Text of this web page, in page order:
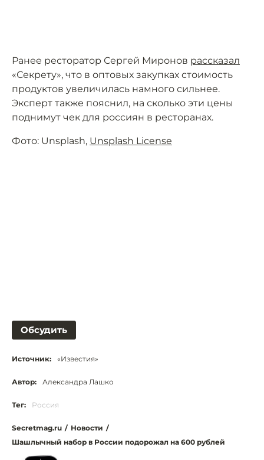
Ранее ресторатор Сергей Миронов рассказал
«Секрету», что в оптовых закупках стоимость
продуктов увеличилась намного сильнее.
Эксперт также пояснил, на сколько эти цены
поднимут чек для россиян в ресторанах.
Фото: Unsplash, Unsplash License
Обсудить
Источник: «Известия»
Автор: Александра Лашко
Тег: Россия
Secretmag.ru / Новости /
Шашлычный набор в России подорожал на 600 рублей